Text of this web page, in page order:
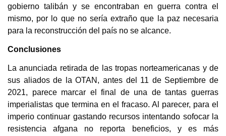
gobierno talibán y se encontraban en guerra contra el
mismo, por lo que no sería extraño que la paz necesaria
para la reconstrucción del país no se alcance.
Conclusiones
La anunciada retirada de las tropas norteamericanas y de
sus aliados de la OTAN, antes del 11 de Septiembre de
2021, parece marcar el final de una de tantas guerras
imperialistas que termina en el fracaso. Al parecer, para el
imperio continuar gastando recursos intentando sofocar la
resistencia afgana no reporta beneficios, y es más